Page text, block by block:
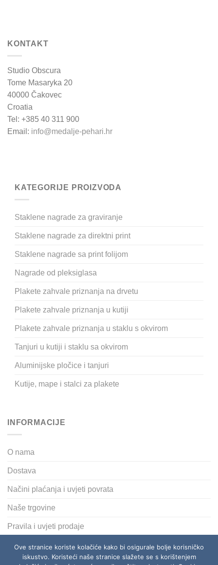
KONTAKT
Studio Obscura
Tome Masaryka 20
40000 Čakovec
Croatia
Tel: +385 40 311 900
Email: info@medalje-pehari.hr
KATEGORIJE PROIZVODA
Staklene nagrade za graviranje
Staklene nagrade za direktni print
Staklene nagrade sa print folijom
Nagrade od pleksiglasa
Plakete zahvale priznanja na drvetu
Plakete zahvale priznanja u kutiji
Plakete zahvale priznanja u staklu s okvirom
Tanjuri u kutiji i staklu sa okvirom
Aluminijske pločice i tanjuri
Kutije, mape i stalci za plakete
INFORMACIJE
O nama
Dostava
Načini plaćanja i uvjeti povrata
Naše trgovine
Pravila i uvjeti prodaje
Polica privatnosti
Ove stranice koriste kolačiće kako bi osigurale bolje korisničko
iskustvo. Koristeći naše stranice slažete se s korištenjem